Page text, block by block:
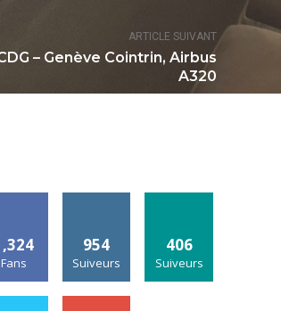
ARTICLE SUIVANT
– Genève Cointrin, Airbus
A320
Fans
954
Suiveurs
406
Suiveurs